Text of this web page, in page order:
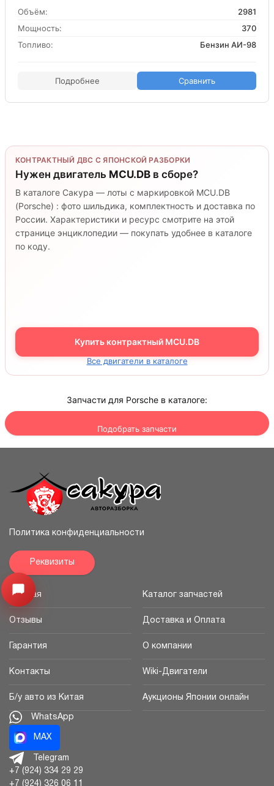
Объём:
2981
Мощность:
370
Топливо:
Бензин АИ-98
Подробнее Сравнить
КОНТРАКТНЫЙ ДВС С ЯПОНСКОЙ РАЗБОРКИ
Нужен двигатель MCU.DB в сборе?
В каталоге Сакура — лоты с маркировкой MCU.DB
(Porsche) : фото шильдика, комплектность и доставка по
России. Характеристики и ресурс смотрите на этой
странице энциклопедии — покупать удобнее в каталоге
по коду.
Купить контрактный MCU.DB
Все двигатели в каталоге
Запчасти для Porsche в каталоге:
Подобрать запчасти
Открыть меню
Политика конфиденциальности
Реквизиты
Главная Каталог запчастей
Отзывы Доставка и Оплата
Гарантия О компании
Контакты Wiki-Двигатели
Б/у авто из Китая Аукционы Японии онлайн
WhatsApp
MAX
Telegram
+7 (924) 334 29 29
+7 (924) 326 06 11